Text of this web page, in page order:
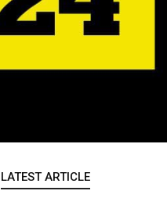
LATEST ARTICLE